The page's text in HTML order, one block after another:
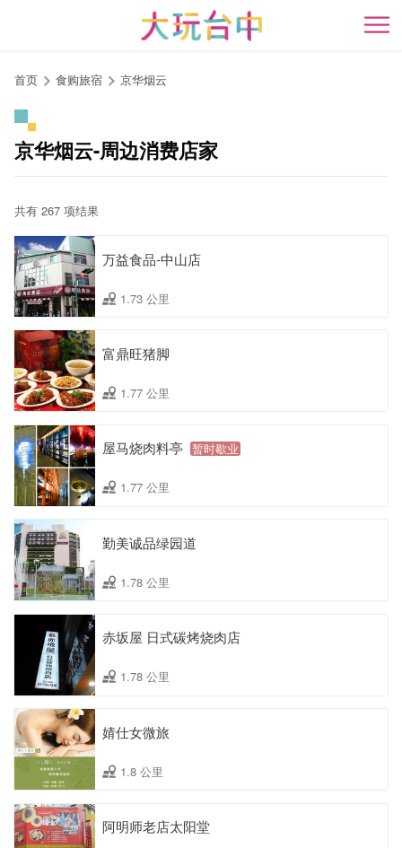
开
首页 食购旅宿 京华烟云
京华烟云-周边消费店家
共有 267 项结果
万益食品-中山店
1.73 公里
富鼎旺猪脚
1.77 公里
屋马烧肉料亭 暂时歇业
1.77 公里
勤美诚品绿园道
1.78 公里
赤坂屋 日式碳烤烧肉店
1.78 公里
婧仕女微旅
1.8 公里
阿明师老店太阳堂